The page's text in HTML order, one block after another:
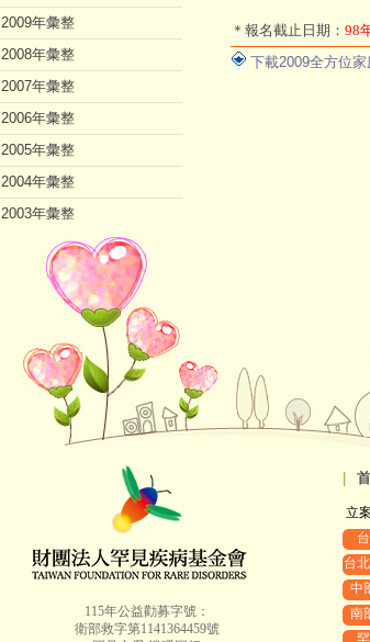
＊報名截止日期： 98
下載2009全方位
2009年彙整
2008年彙整
2007年彙整
2006年彙整
2005年彙整
2004年彙整
2003年彙整
2002年彙整
115年公益勸募字號：
衛部救字第1141364459號
立
台
中
南